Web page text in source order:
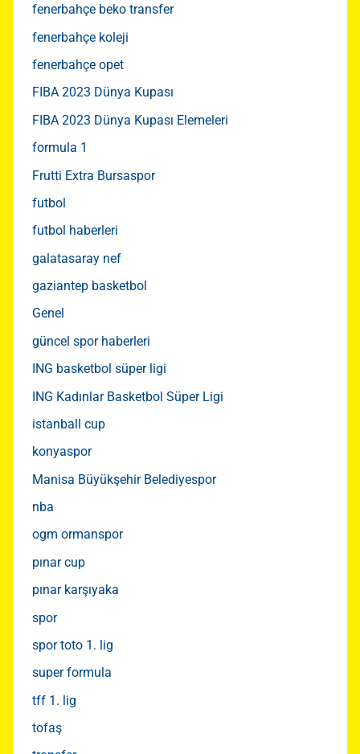
fenerbahçe beko transfer
fenerbahçe koleji
fenerbahçe opet
FIBA 2023 Dünya Kupası
FIBA 2023 Dünya Kupası Elemeleri
formula 1
Frutti Extra Bursaspor
futbol
futbol haberleri
galatasaray nef
gaziantep basketbol
Genel
güncel spor haberleri
ING basketbol süper ligi
ING Kadınlar Basketbol Süper Ligi
istanball cup
konyaspor
Manisa Büyükşehir Belediyespor
nba
ogm ormanspor
pınar cup
pınar karşıyaka
spor
spor toto 1. lig
super formula
tff 1. lig
tofaş